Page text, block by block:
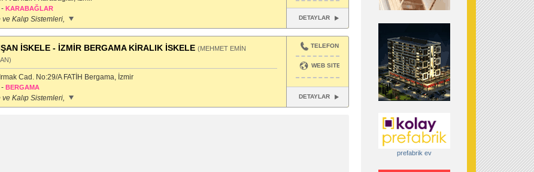
KARABAĞLAR
ve Kalıp Sistemleri, DETAYLAR
İSKELE - İZMİR BERGAMA KİRALIK İSKELE (MEHMET EMİN
Cad. No:29/A FATİH Bergama, İzmir
BERGAMA
ve Kalıp Sistemleri,
TELEFON
WEB SITESI
DETAYLAR
prefabrik ev